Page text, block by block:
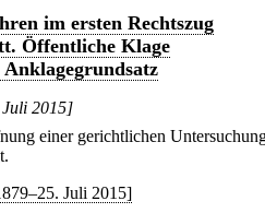
im ersten Rechtszug
Öffentliche Klage
2015]
einer gerichtlichen
Juli 2015]